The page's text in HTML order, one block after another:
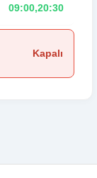
09:00,20:30
Kapalı